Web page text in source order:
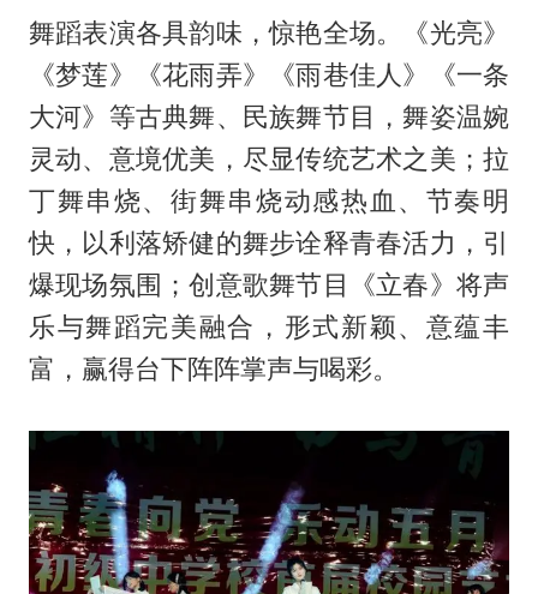
舞蹈表演各具韵味，惊艳全场。《光亮》
《梦莲》《花雨弄》《雨巷佳人》《一条
大河》等古典舞、民族舞节目，舞姿温婉
灵动、意境优美，尽显传统艺术之美；拉
丁舞串烧、街舞串烧动感热血、节奏明
快，以利落矫健的舞步诠释青春活力，引
爆现场氛围；创意歌舞节目《立春》将声
乐与舞蹈完美融合，形式新颖、意蕴丰
富，赢得台下阵阵掌声与喝彩。